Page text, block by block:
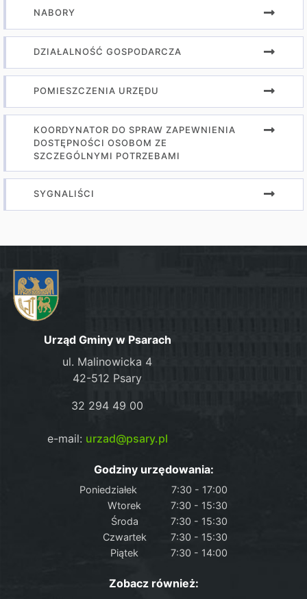
NABORY
DZIAŁALNOŚĆ GOSPODARCZA
POMIESZCZENIA URZĘDU
KOORDYNATOR DO SPRAW ZAPEWNIENIA
DOSTĘPNOŚCI OSOBOM ZE
SZCZEGÓLNYMI POTRZEBAMI
SYGNALIŚCI
Urząd Gminy w Psarach
ul. Malinowicka 4
42-512 Psary
32 294 49 00
e-mail: urzad@psary.pl
Godziny urzędowania:
Poniedziałek
7:30 - 17:00
Wtorek
7:30 - 15:30
Środa
7:30 - 15:30
Czwartek
7:30 - 15:30
Piątek
7:30 - 14:00
Zobacz również: